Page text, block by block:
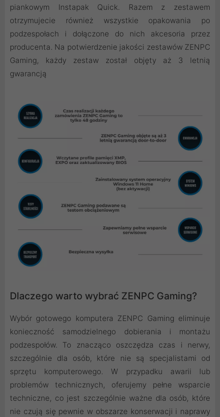
piankowym Instapak Quick. Razem z zestawem
otrzymujecie również wszystkie opakowania po
podzespołach i dołączone do nich akcesoria przez
producenta. Na potwierdzenie jakości zestawów ZENPC
Gaming, każdy zestaw został objęty aż 3 letnią
gwarancją
Dlaczego warto wybrać ZENPC Gaming?
Wybór gotowego komputera ZENPC Gaming eliminuje
konieczność samodzielnego dobierania i montażu
podzespołów. To znacząco oszczędza czas i nerwy,
szczególnie dla osób, które nie są specjalistami od
sprzętu komputerowego. W przypadku awarii lub
problemów technicznych, oferujemy pełne wsparcie
techniczne, co jest szczególnie ważne dla osób, które
nie czują się pewnie w obszarze konserwacji i naprawy